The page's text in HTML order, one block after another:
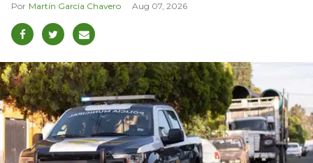
Martín García Chavero Aug 07, 2026